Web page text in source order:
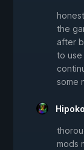
the
after
to use
some
mods